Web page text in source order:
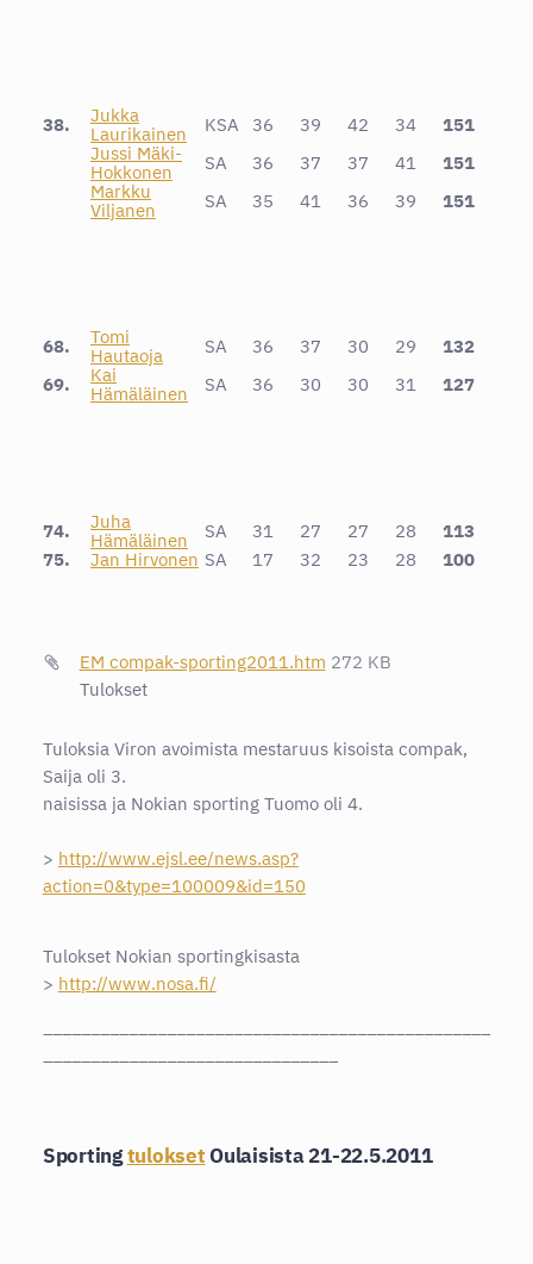
38.
Jukka
Laurikainen
KSA 36 39 42 34
151
Jussi Mäki-
Hokkonen
SA 36 37 37 41
151
Markku
Viljanen
SA 35 41 36 39 151
68.
Tomi
Hautaoja
SA 36 37 30 29
132
69.
Kai
Hämäläinen
SA 36 30 30 31 127
74.
Juha
Hämäläinen
SA 31 27 27 28
113
75.
Jan Hirvonen SA 17 32 23 28 100
EM compak-sporting2011.htm 272 KB
Tulokset
Tuloksia Viron avoimista mestaruus kisoista compak,
Saija oli 3.
naisissa ja Nokian sporting Tuomo oli 4.
> http://www.ejsl.ee/news.asp?
action=0&type=100009&id=150
Tulokset Nokian sportingkisasta
> http://www.nosa.fi/
SportingtuloksetOulaisista 21-22.5.2011